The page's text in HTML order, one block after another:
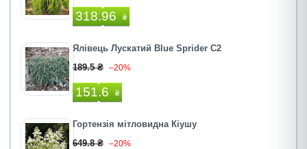
318.96 ₴
Ялівець Лускатий Blue Sprider C2
189.5 ₴ –20%
151.6 ₴
Гортензія мітловидна Кіушу
649.8 ₴ –20%